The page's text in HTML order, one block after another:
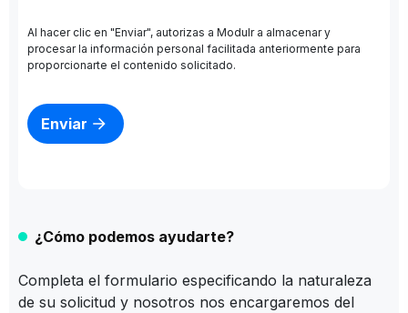
¿Cómo podemos ayudarte?
Completa el formulario especificando la naturaleza
de su solicitud y nosotros nos encargaremos del
Al hacer clic en "Enviar", autorizas a Modulr a almacenar y
procesar la información personal facilitada anteriormente para
proporcionarte el contenido solicitado.